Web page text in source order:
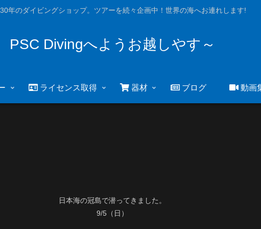
年のダイビングショップ。ツアーを続々企画中！世界の海へお連れします!
PSC Divingへようお越しやす～
ライセンス取得 器材 ブログ 動画
日本海の冠島で潜ってきました。
9/5（日）